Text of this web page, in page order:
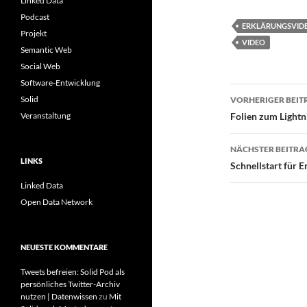
VIDEO
VORHERIGER
Folien zum
NÄCHSTER
Schnellstart für
Podcast
Projekt
Semantic Web
Social Web
Software-Entwicklung
Solid
Veranstaltung
LINKS
Linked Data
Open Data Network
NEUESTE KOMMENTARE
Tweets befreien: Solid Pod als
persönliches Twitter-Archiv
nutzen | Datenwissen zu Mit